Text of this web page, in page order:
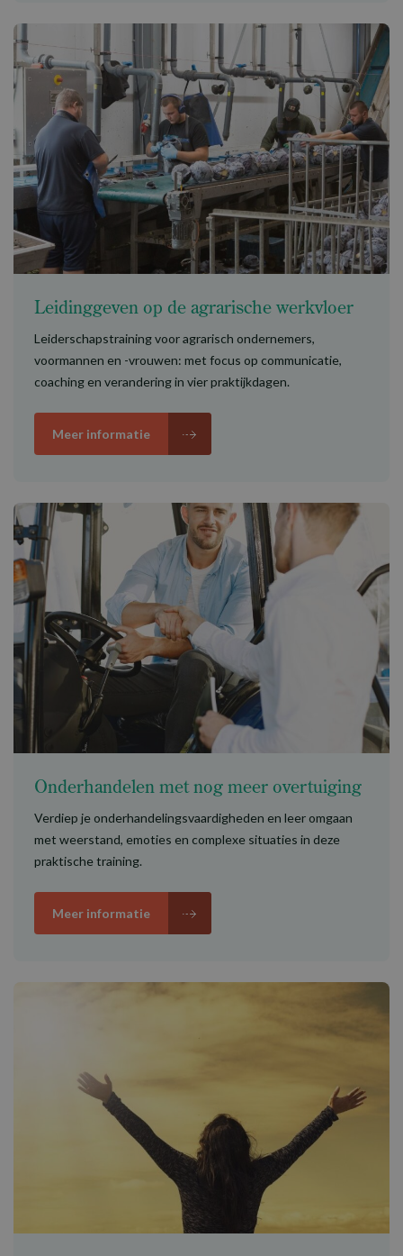
Leidinggeven op de agrarische werkvloer
Leiderschapstraining voor agrarisch ondernemers,
voormannen en -vrouwen: met focus op communicatie,
coaching en verandering in vier praktijkdagen.
Meer informatie
Onderhandelen met nog meer overtuiging
Verdiep je onderhandelingsvaardigheden en leer omgaan
met weerstand, emoties en complexe situaties in deze
praktische training.
Meer informatie